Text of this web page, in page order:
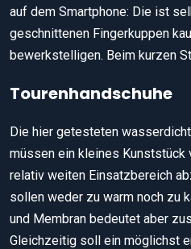
auf dem Smartphone: Die ist
geschnittenen Fingerkuppen
bewerkstelligen. Beim kurzen
Tourenhandschuhe
Die hier getesteten
müssen ein kleines Kunststück
relativ weiten Einsatzbereich
sollen weder zu warm noch zu
und Membran bedeutet aber
Gleichzeitig soll ein möglichst